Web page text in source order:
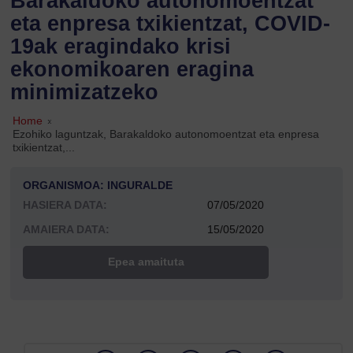
eta enpresa txikientzat, COVID-
19ak eragindako krisi
ekonomikoaren eragina
minimizatzeko
Home »
Ezohiko laguntzak, Barakaldoko autonomoentzat eta enpresa
txikientzat,...
ORGANISMOA: INGURALDE
HASIERA DATA:
07/05/2020
AMAIERA DATA:
15/05/2020
Epea amaituta